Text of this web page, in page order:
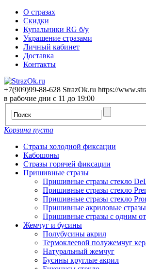
О стразах
Скидки
Купальники RG б/у
Украшение стразами
Личный кабинет
Доставка
Контакты
+7(909)99-88-628 StrazOk.ru https://
в рабочие дни с 11 до 19:00
Корзина пуста
Стразы холодной фиксации
Кабошоны
Стразы горячей фиксации
Пришивные стразы
Пришивные стразы стекло
Пришивные стразы стекло
Пришивные стразы стекло
Пришивные акриловые стразы
Пришивные стразы с одним
Жемчуг и бусины
Полубусины акрил
Термоклеевой полужемчуг
Натуральный жемчуг
Бусины круглые акрил